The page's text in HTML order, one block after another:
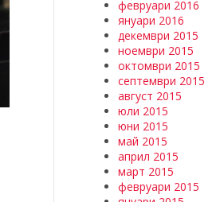
февруари 2016
януари 2016
декември 2015
ноември 2015
октомври 2015
септември 2015
август 2015
юли 2015
юни 2015
май 2015
април 2015
март 2015
февруари 2015